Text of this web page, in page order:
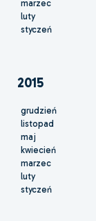
marzec
luty
styczeń
2015
grudzień
listopad
maj
kwiecień
marzec
luty
styczeń